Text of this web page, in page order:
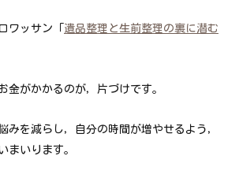
ワッサン「 遺品整理と生前整理の裏に潜む
金がかかるのが，片づけです。
みを減らし，自分の時間が増やせるよう，
まいります。